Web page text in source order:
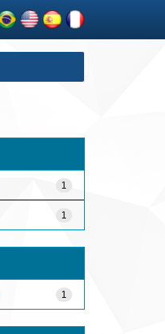
1
1
1